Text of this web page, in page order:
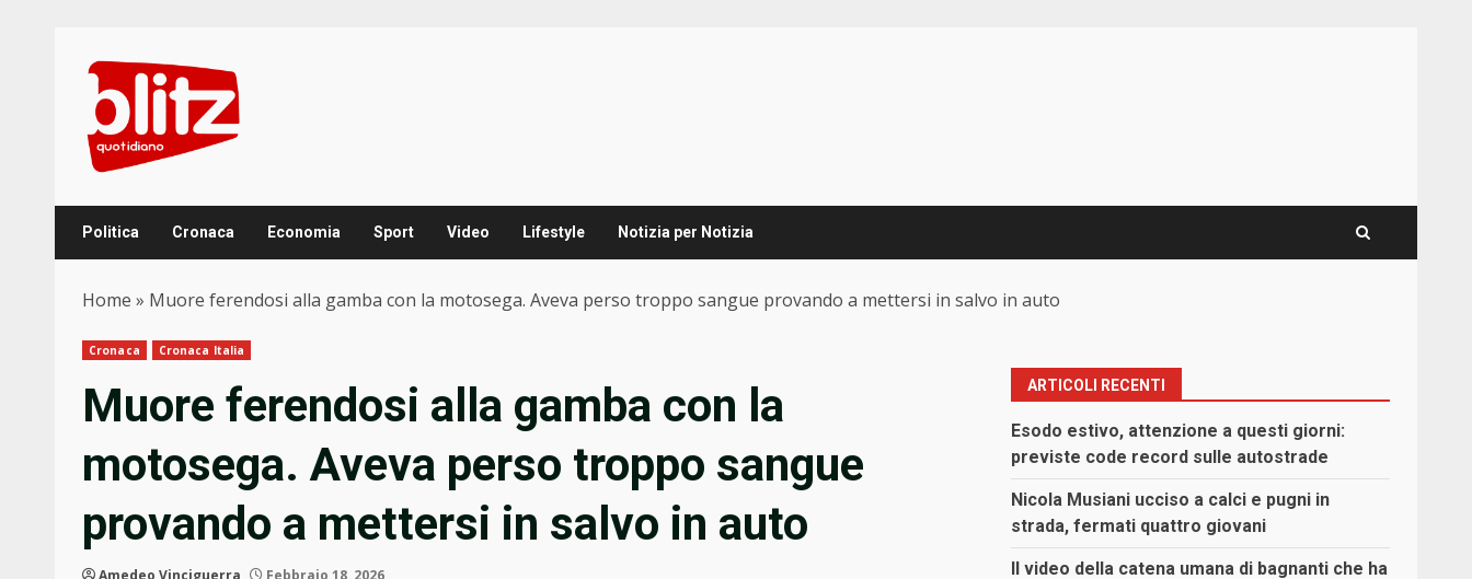
content
Politica Cronaca Economia Sport Video Lifestyle Notizia per Notizia
Home » Muore ferendosi alla gamba con la motosega. Aveva perso troppo sangue provando a mettersi in salvo in auto
Cronaca Cronaca Italia
Muore ferendosi alla gamba con la
motosega. Aveva perso troppo sangue
provando a mettersi in salvo in auto
ARTICOLI RECENTI
Esodo estivo, attenzione a questi giorni:
previste code record sulle autostrade
Nicola Musiani ucciso a calci e pugni in
strada, fermati quattro giovani
Il video della catena umana di bagnanti che ha